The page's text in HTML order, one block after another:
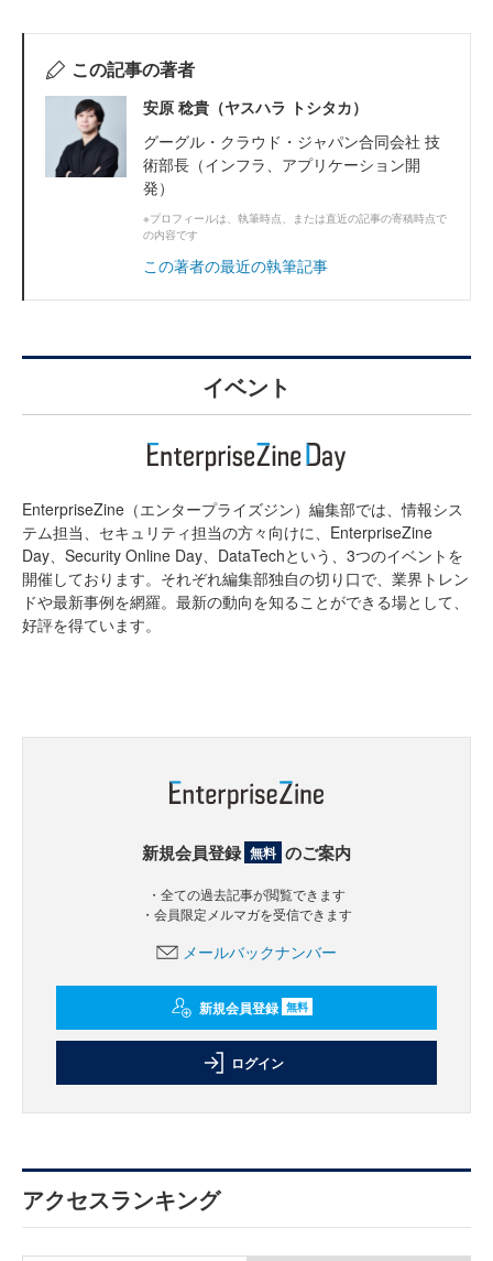
この記事の著者
安原 稔貴（ヤスハラ トシタカ）
グーグル・クラウド・ジャパン合同会社 技
術部長（インフラ、アプリケーション開
発）
※プロフィールは、執筆時点、または直近の記事の寄稿時点で
の内容です
この著者の最近の執筆記事
イベント
EnterpriseZine（エンタープライズジン）編集部では、情報シス
テム担当、セキュリティ担当の方々向けに、EnterpriseZine
Day、Security Online Day、DataTechという、3つのイベントを
開催しております。それぞれ編集部独自の切り口で、業界トレン
ドや最新事例を網羅。最新の動向を知ることができる場として、
好評を得ています。
新規会員登録 無料 のご案内
・全ての過去記事が閲覧できます
・会員限定メルマガを受信できます
メールバックナンバー
新規会員登録 無料
ログイン
アクセスランキング